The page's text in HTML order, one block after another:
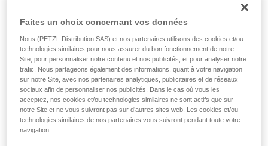
REVERSO, PIRANA ou SIMPLE, il faudra serrer d’autant plus
l’appareil pour ralentir la descente ou arrêter la chute. Un
mauvais choix de diamètre de corde, une mauvaise
installation dans l’appareil ou tout simplement le manque de
vigilance pourront devenir critiques plus rapidement sur
corde neuve.
Faites un choix concernant vos données
Nous (PETZL Distribution SAS) et nos partenaires utilisons des cookies et/ou
technologies similaires pour nous assurer du bon fonctionnement de notre
Site, pour personnaliser notre contenu et nos publicités, et pour analyser notre
trafic. Nous partageons également des informations, quant à votre navigation
sur notre Site, avec nos partenaires analytiques, publicitaires et de réseaux
sociaux afin de personnaliser nos publicités. Dans le cas où vous les
acceptez, nos cookies et/ou technologies similaires ne sont actifs que sur
notre Site et ne vous suivront pas sur d’autres sites web. Les cookies et/ou
technologies similaires de nos partenaires vous suivront pendant toute votre
navigation.